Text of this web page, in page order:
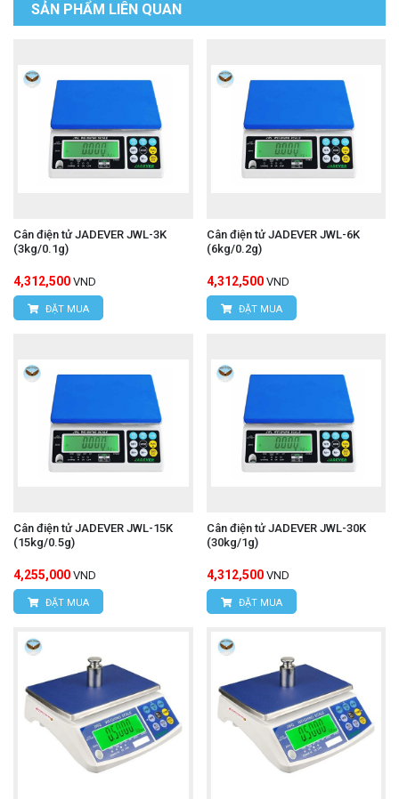
SẢN PHẨM LIÊN QUAN
Cân điện tử JADEVER JWL-3K
(3kg/0.1g)
4,312,500 VND
ĐẶT MUA
Cân điện tử JADEVER JWL-6K
(6kg/0.2g)
4,312,500 VND
ĐẶT MUA
Cân điện tử JADEVER JWL-15K
(15kg/0.5g)
4,255,000 VND
ĐẶT MUA
Cân điện tử JADEVER JWL-30K
(30kg/1g)
4,312,500 VND
ĐẶT MUA